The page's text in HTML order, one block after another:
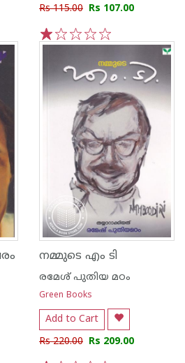
Rs 115.00 Rs 107.00
5
4
3
2
1
നമ്മുടെ എം ടി
രമേശ് പുതിയ മഠം
Green Books
Add to Cart
Rs 220.00 Rs 209.00